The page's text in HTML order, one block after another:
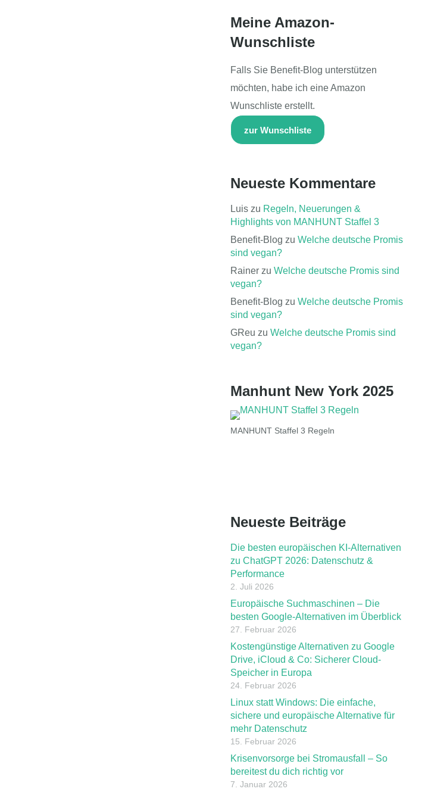
Meine Amazon-
Wunschliste
Falls Sie Benefit-Blog unterstützen
möchten, habe ich eine Amazon
Wunschliste erstellt.
zur Wunschliste
Neueste Kommentare
Luis zu Regeln, Neuerungen &
Highlights von MANHUNT Staffel 3
Benefit-Blog zu Welche deutsche Promis
sind vegan?
Rainer zu Welche deutsche Promis sind
vegan?
Benefit-Blog zu Welche deutsche Promis
sind vegan?
GReu zu Welche deutsche Promis sind
vegan?
Manhunt New York 2025
MANHUNT Staffel 3 Regeln
Neueste Beiträge
Die besten europäischen KI-Alternativen
zu ChatGPT 2026: Datenschutz &
Performance
2. Juli 2026
Europäische Suchmaschinen – Die
besten Google-Alternativen im Überblick
27. Februar 2026
Kostengünstige Alternativen zu Google
Drive, iCloud & Co: Sicherer Cloud-
Speicher in Europa
24. Februar 2026
Linux statt Windows: Die einfache,
sichere und europäische Alternative für
mehr Datenschutz
15. Februar 2026
Krisenvorsorge bei Stromausfall – So
bereitest du dich richtig vor
7. Januar 2026